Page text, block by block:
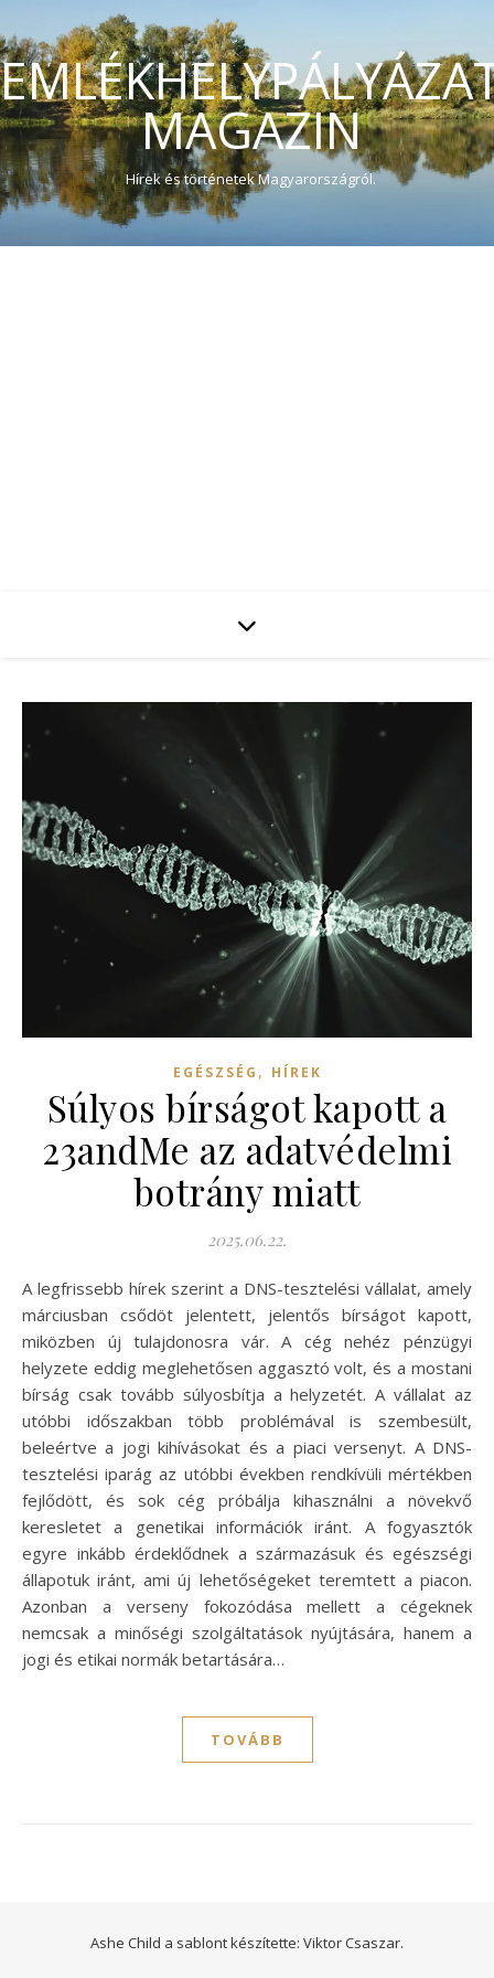
MAGAZIN
Hírek és történetek Magyarországról.
EGÉSZSÉG , HÍREK
Súlyos bírságot kapott a
23andMe az adatvédelmi
botrány miatt
2025.06.22.
A legfrissebb hírek szerint a DNS-tesztelési vállalat, amely
márciusban csődöt jelentett, jelentős bírságot kapott,
miközben új tulajdonosra vár. A cég nehéz pénzügyi
helyzete eddig meglehetősen aggasztó volt, és a mostani
bírság csak tovább súlyosbítja a helyzetét. A vállalat az
utóbbi időszakban több problémával is szembesült,
beleértve a jogi kihívásokat és a piaci versenyt. A DNS-
tesztelési iparág az utóbbi években rendkívüli mértékben
fejlődött, és sok cég próbálja kihasználni a növekvő
keresletet a genetikai információk iránt. A fogyasztók
egyre inkább érdeklődnek a származásuk és egészségi
állapotuk iránt, ami új lehetőségeket teremtett a piacon.
Azonban a verseny fokozódása mellett a cégeknek
nemcsak a minőségi szolgáltatások nyújtására, hanem a
jogi és etikai normák betartására…
TOVÁBB
Ashe Child a sablont készítette: Viktor Csaszar.